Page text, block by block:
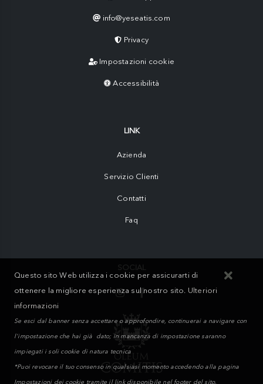
info@yeseatis.com
Privacy
Impostazioni cookie
Accessibilità
LINK
Azienda
Servizio Clienti
Contatti
Faq
Questo sito Web utilizza i cookie per assicurarti di
ottenere la migliore esperienza sul nostro sito. Ulteriori
informazioni
Se esci dal banner senza accettare o approfondire, continuerai a navigare con
l'impostazione che hai già dato; in mancanza di impostazione saranno
impiegati i soli cookie di natura tecnica
*Puoi revocare il tuo consenso in qualsiasi momento accedendo alla pagina
Impostazioni dei cookie tramite il link disponibile nel footer del sito.